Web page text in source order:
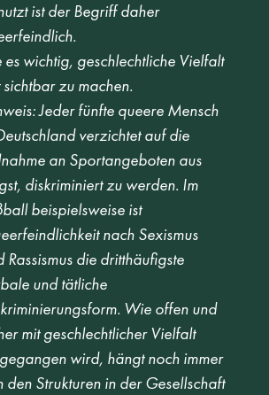
ist der Begriff daher
es wichtig, geschlechtliche Vielfalt
zu machen.
Jeder fünfte queere Mensch
verzichtet auf die
an Sportangeboten aus
diskriminiert zu werden. Im
beispielsweise ist
nach Sexismus
Rassismus die dritthäufigste
und tätliche
Wie offen und
mit geschlechtlicher Vielfalt
wird, hängt noch immer
den Strukturen in der Gesellschaft